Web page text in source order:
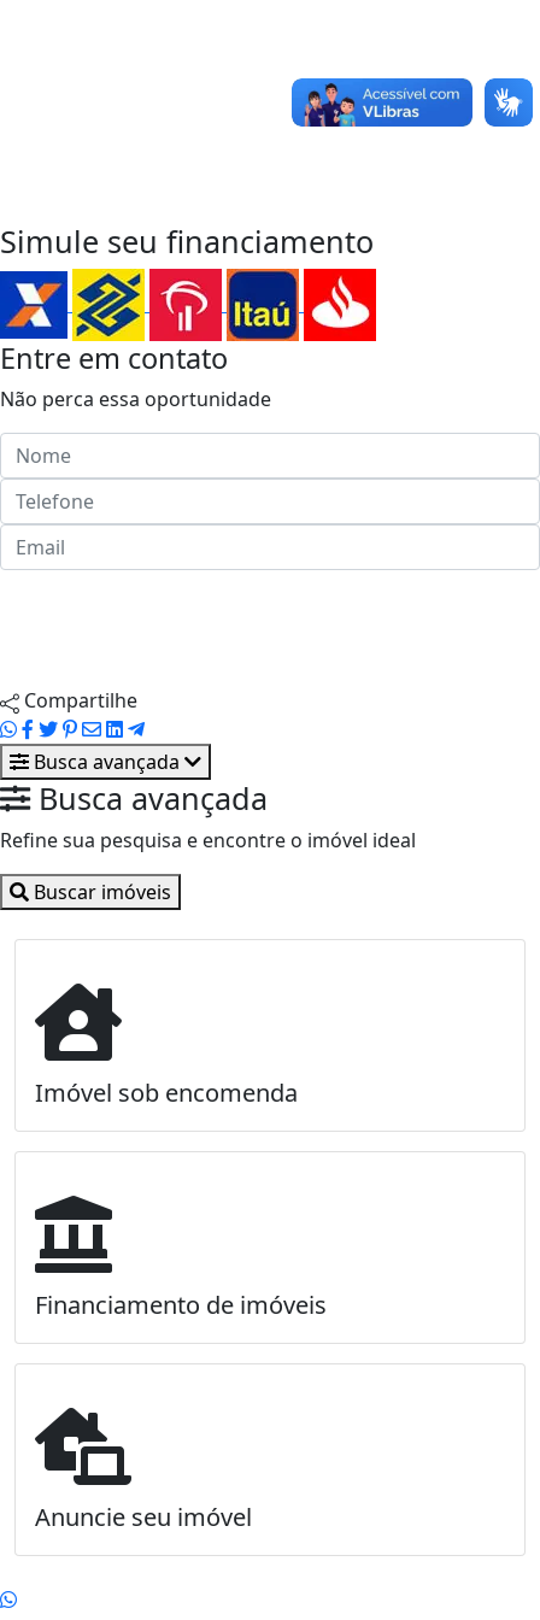
Simule seu financiamento
Entre em contato
Não perca essa oportunidade
Compartilhe
Busca avançada
Busca avançada
Refine sua pesquisa e encontre o imóvel ideal
Buscar imóveis
Imóvel sob encomenda
Financiamento de imóveis
Anuncie seu imóvel